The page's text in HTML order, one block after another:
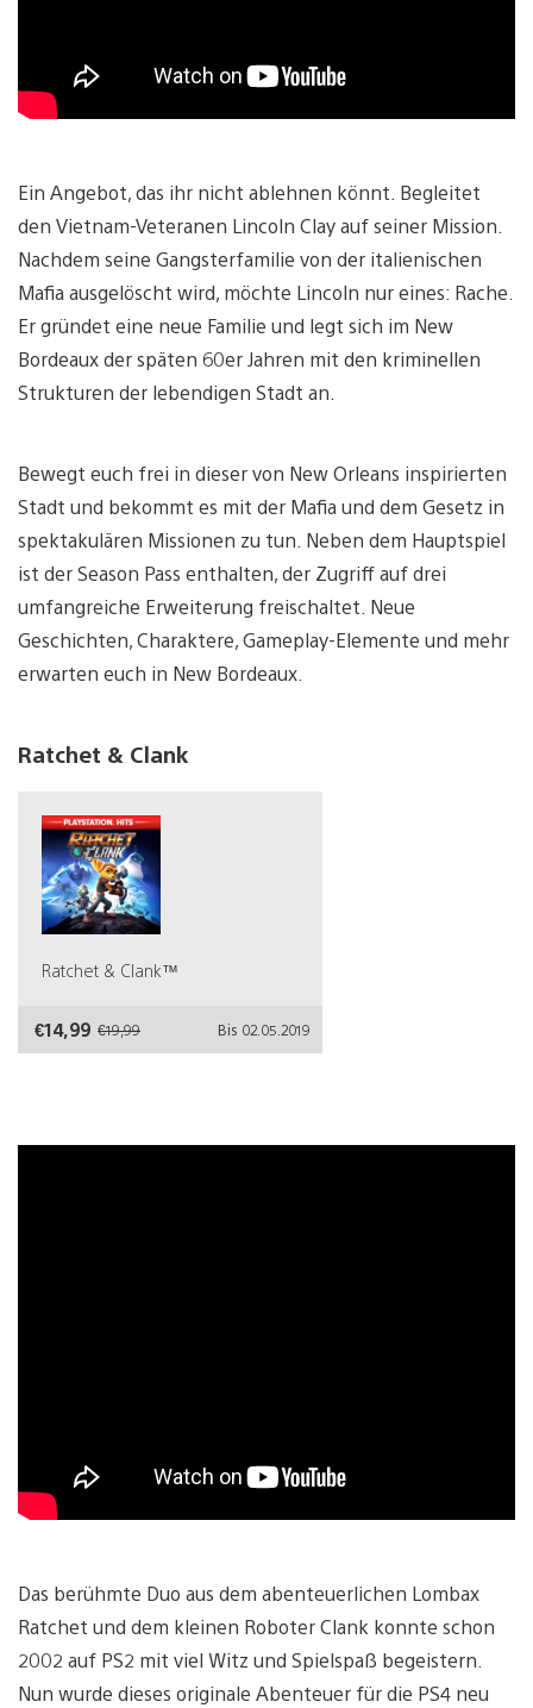
Ein Angebot, das ihr nicht ablehnen könnt. Begleitet
den Vietnam-Veteranen Lincoln Clay auf seiner Mission.
Nachdem seine Gangsterfamilie von der italienischen
Mafia ausgelöscht wird, möchte Lincoln nur eines: Rache.
Er gründet eine neue Familie und legt sich im New
Bordeaux der späten 60er Jahren mit den kriminellen
Strukturen der lebendigen Stadt an.
Bewegt euch frei in dieser von New Orleans inspirierten
Stadt und bekommt es mit der Mafia und dem Gesetz in
spektakulären Missionen zu tun. Neben dem Hauptspiel
ist der Season Pass enthalten, der Zugriff auf drei
umfangreiche Erweiterung freischaltet. Neue
Geschichten, Charaktere, Gameplay-Elemente und mehr
erwarten euch in New Bordeaux.
Ratchet & Clank
Ratchet & Clank™
€14,99 €19,99 Bis 02.05.2019
Das berühmte Duo aus dem abenteuerlichen Lombax
Ratchet und dem kleinen Roboter Clank konnte schon
2002 auf PS2 mit viel Witz und Spielspaß begeistern.
Nun wurde dieses originale Abenteuer für die PS4 neu